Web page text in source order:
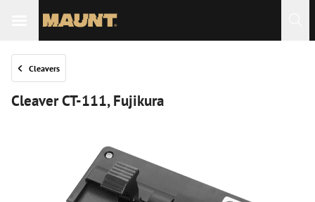
Cleavers
Cleaver CT-111, Fujikura